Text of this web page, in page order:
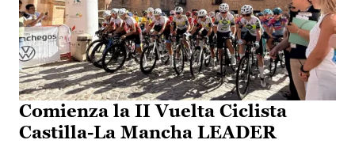
Comienza la II Vuelta Ciclista
Castilla-La Mancha LEADER